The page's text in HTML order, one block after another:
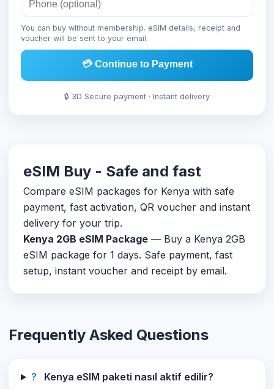
You can buy without membership. eSIM details, receipt and
voucher will be sent to your email.
💳 Continue to Payment
🔒 3D Secure payment · Instant delivery
eSIM Buy - Safe and fast
Compare eSIM packages for Kenya with safe
payment, fast activation, QR voucher and instant
delivery for your trip.
Kenya 2GB eSIM Package — Buy a Kenya 2GB
eSIM package for 1 days. Safe payment, fast
setup, instant voucher and receipt by email.
Frequently Asked Questions
? Kenya eSIM paketi nasıl aktif edilir?